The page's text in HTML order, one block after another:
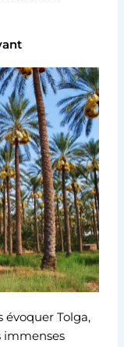
évoquer Tolga,
immenses